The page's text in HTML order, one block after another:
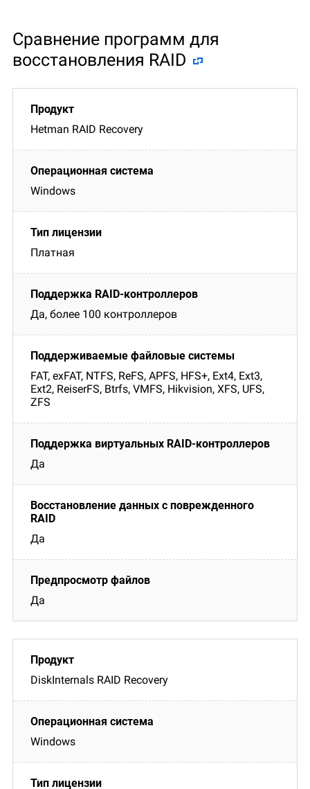
Сравнение программ для
восстановления RAID
Hetman RAID Recovery
Windows
Платная
Да, более 100 контроллеров
FAT, exFAT, NTFS, ReFS, APFS, HFS+, Ext4, Ext3,
Ext2, ReiserFS, Btrfs, VMFS, Hikvision, XFS, UFS,
ZFS
Да
Да
Да
DiskInternals RAID Recovery
Windows